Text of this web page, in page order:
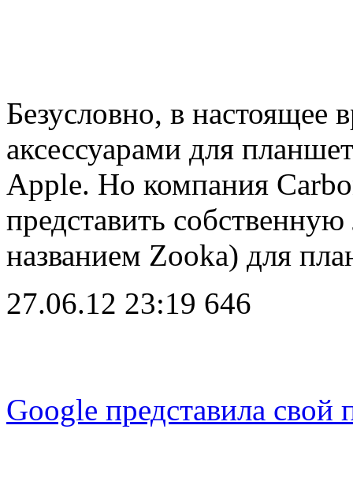
Безусловно, в настоящее
аксессуарами для
Apple. Но компания
представить
названием Zooka) для
27.06.12 23:19 646
Google представила